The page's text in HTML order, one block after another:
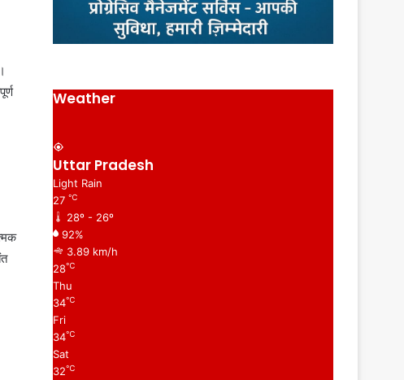
Weather
Uttar Pradesh
Light Rain
27℃
28º - 26º
92%
3.89 km/h
28℃
Thu
34℃
Fri
34℃
Sat
32℃